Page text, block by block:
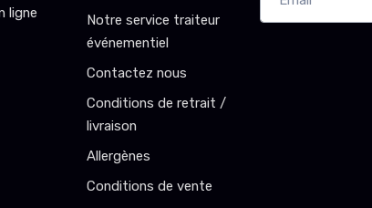
ligne
Notre service traiteur
événementiel
Contactez nous
Conditions de retrait /
livraison
Allergènes
Conditions de vente